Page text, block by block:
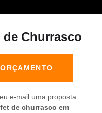
Churrasco
e-mail uma proposta
de churrasco em